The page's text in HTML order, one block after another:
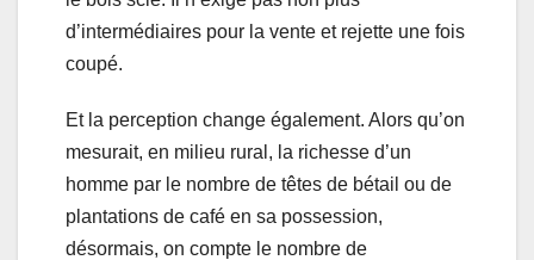
d’intermédiaires pour la vente et rejette une fois
coupé.
Et la perception change également. Alors qu’on
mesurait, en milieu rural, la richesse d’un
homme par le nombre de têtes de bétail ou de
plantations de café en sa possession,
désormais, on compte le nombre de